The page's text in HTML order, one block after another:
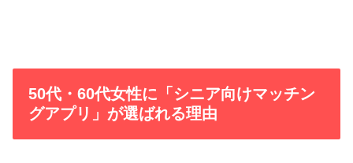
50代・60代女性に「シニア向けマッチン
グアプリ」が選ばれる理由